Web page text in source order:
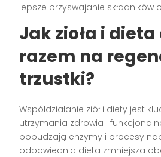
lepsze przyswajanie składników
Jak zioła i dieta
razem na
trzustki?
Współdziałanie ziół i diety jest
utrzymania zdrowia i
pobudzają enzymy i procesy
odpowiednia dieta zmniejsza